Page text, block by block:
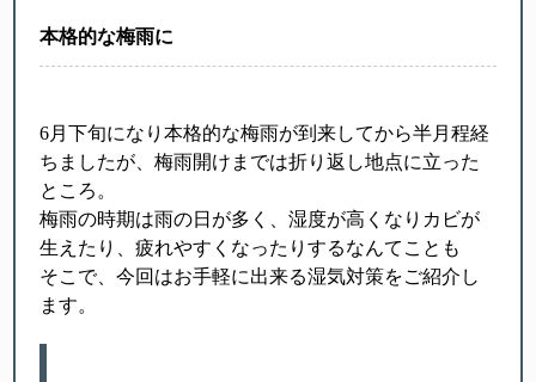
本格的な梅雨に
6月下旬になり本格的な梅雨が到来してから半月程経
ちましたが、梅雨開けまでは折り返し地点に立った
ところ。
梅雨の時期は雨の日が多く、湿度が高くなりカビが
生えたり、疲れやすくなったりするなんてことも
そこで、今回はお手軽に出来る湿気対策をご紹介し
ます。